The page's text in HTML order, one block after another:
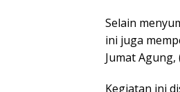
Selain
ini juga
Jumat Agung,
Kegiatan ini